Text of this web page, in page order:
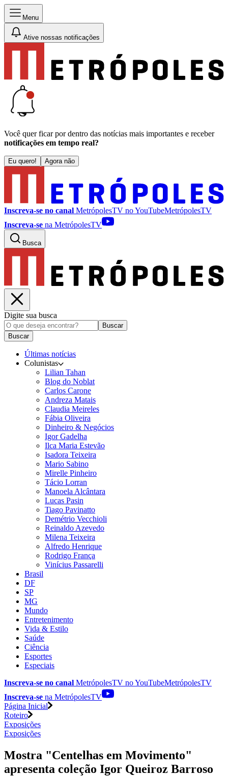
Menu
Ative nossas notificações
Você quer ficar por dentro das notícias mais importantes e receber
notificações em tempo real?
Eu quero! Agora não
Inscreva-se no canal MetrópolesTV noYouTubeMetrópolesTV
Inscreva-se na MetrópolesTV
Busca
Digite sua busca
Buscar
Buscar
Últimas notícias
Colunistas
Lilian Tahan
Blog do Noblat
Carlos Carone
Andreza Matais
Claudia Meireles
Fábia Oliveira
Dinheiro & Negócios
Igor Gadelha
Ilca Maria Estevão
Isadora Teixeira
Mario Sabino
Mirelle Pinheiro
Tácio Lorran
Manoela Alcântara
Lucas Pasin
Tiago Pavinatto
Demétrio Vecchioli
Reinaldo Azevedo
Milena Teixeira
Alfredo Henrique
Rodrigo França
Vinícius Passarelli
Brasil
DF
SP
MG
Mundo
Entretenimento
Vida & Estilo
Saúde
Ciência
Esportes
Especiais
Inscreva-se no canal MetrópolesTV noYouTubeMetrópolesTV
Inscreva-se na MetrópolesTV
Página Inicial
Roteiro
Exposições
Exposições
Mostra "Centelhas em Movimento"
apresenta coleção Igor Queiroz Barroso